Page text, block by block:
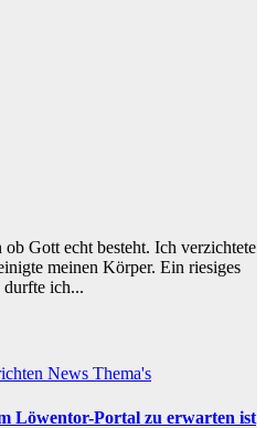
Gott echt besteht. Ich verzichtete
meinen Körper. Ein riesiges
ich...
News Thema's
Löwentor-Portal zu erwarten ist